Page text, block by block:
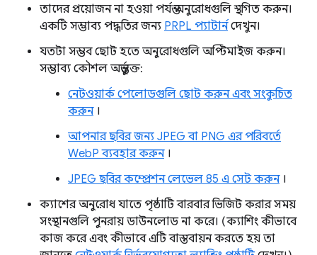
তাদের প্রয়োজন না হওয়া পর্যন্ত অনুরোধগুলি স্থগিত করুন।
একটি সম্ভাব্য পদ্ধতির জন্য PRPL প্যাটার্নদেখুন।
যতটা সম্ভব ছোট হতে অনুরোধগুলি অপ্টিমাইজ করুন।
সম্ভাব্য কৌশল অন্তর্ভুক্ত:
নেটওয়ার্ক পেলোডগুলি ছোট করুন এবং সংকুচিত
করুন।
আপনার ছবির জন্য JPEG বা PNG এর পরিবর্তে
WebP ব্যবহার করুন।
JPEG ছবির কম্প্রেশন লেভেল 85 এ সেট করুন।
ক্যাশের অনুরোধ যাতে পৃষ্ঠাটি বারবার ভিজিট করার সময়
সংস্থানগুলি পুনরায় ডাউনলোড না করে। (ক্যাশিং কীভাবে
কাজ করে এবং কীভাবে এটি বাস্তবায়ন করতে হয় তা